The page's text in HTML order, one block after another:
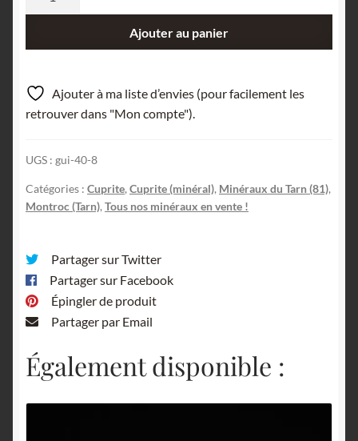
de
mine
de
le
Tarn,
Occitanie.
Ajouter au panier
Ajouter à ma liste d’envies (pour facilement les
retrouver dans "Mon compte").
UGS : gui-40-8
Catégories : Cuprite, Cuprite (minéral), Minéraux du Tarn (81),
Montroc (Tarn), Tous nos minéraux en vente !
Partager sur Twitter
Partager sur Facebook
Épingler de produit
Partager par Email
Également disponible :